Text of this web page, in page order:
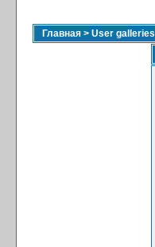
Главная > User galleries